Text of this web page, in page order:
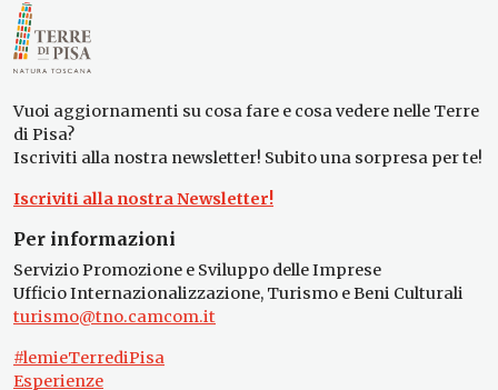
Vuoi aggiornamenti su cosa fare e cosa vedere nelle Terre
di Pisa?
Iscriviti alla nostra newsletter! Subito una sorpresa per te!
Iscriviti alla nostra Newsletter!
Per informazioni
Servizio Promozione e Sviluppo delle Imprese
Ufficio Internazionalizzazione, Turismo e Beni Culturali
turismo@tno.camcom.it
#lemieTerrediPisa
Esperienze